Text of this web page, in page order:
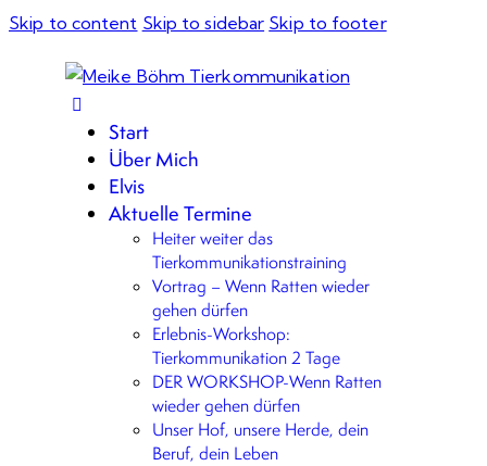
Skip to content Skip to sidebar Skip to footer
Start
Über Mich
Elvis
Aktuelle Termine
Heiter weiter das
Tierkommunikationstraining
Vortrag – Wenn Ratten wieder
gehen dürfen
Erlebnis-Workshop:
Tierkommunikation 2 Tage
DER WORKSHOP-Wenn Ratten
wieder gehen dürfen
Unser Hof, unsere Herde, dein
Beruf, dein Leben